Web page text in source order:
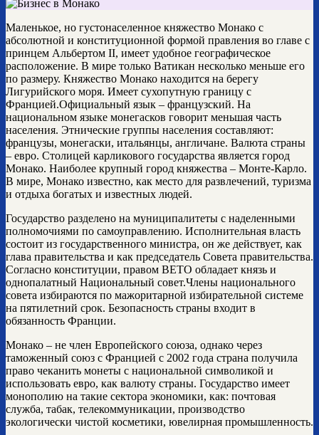
Маленькое, но густонаселенное княжество Монако с
абсолютной и конституционной формой правления во главе с
принцем Альбертом II, имеет удобное географическое
расположение. В мире только Ватикан несколько меньше его
по размеру. Княжество Монако находится на берегу
Лигурийского моря. Имеет сухопутную границу с
Францией.Официальный язык – французский. На
национальном языке монегасков говорит меньшая часть
населения. Этнические группы населения составляют:
французы, монегаски, итальянцы, англичане. Валюта страны
– евро. Столицей карликового государства является город
Монако. Наиболее крупный город княжества – Монте-Карло.
В мире, Монако известно, как место для развлечений, туризма
и отдыха богатых и известных людей.
Государство разделено на муниципалитеты с наделенными
полномочиями по самоуправлению. Исполнительная власть
состоит из государственного министра, он же действует, как
глава правительства и как председатель Совета правительства.
Согласно конституции, правом ВЕТО обладает князь и
однопалатный Национальный совет.Члены национального
совета избираются по мажоритарной избирательной системе
на пятилетний срок. Безопасность страны входит в
обязанность Франции.
Монако – не член Европейского союза, однако через
таможенный союз с Францией с 2002 года страна получила
право чеканить монеты с национальной символикой и
использовать евро, как валюту страны. Государство имеет
монополию на такие сектора экономики, как: почтовая
служба, табак, телекоммуникации, производство
экологически чистой косметики, ювелирная промышленность.